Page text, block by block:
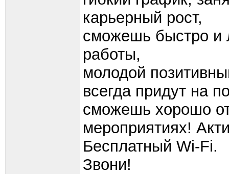
карьерный рост,
сможешь быстро и
работы,
молодой
всегда придут на
сможешь хорошо
мероприятиях!
Бесплатный Wi-Fi.
Звони!